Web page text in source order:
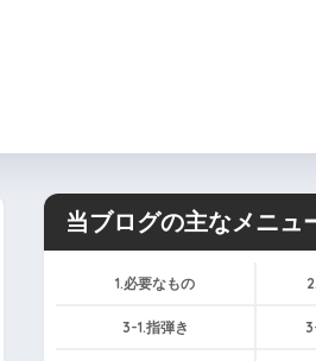
当ブログの主なメニュ
1.必要なもの
3-1.指弾き